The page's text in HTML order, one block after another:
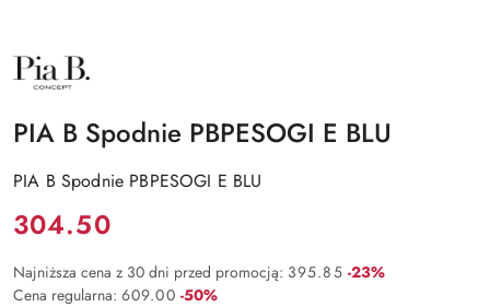
NAZWA
PRODUCENTA:
PIA
PIA B Spodnie PBPESOGI E BLU
PIA B Spodnie PBPESOGI E BLU
Cena:
304.50
Najniższa cena z 30 dni przed promocją: 395.85 Rabat:
-23%
Cena regularna: 609.00 Rabat:
-50%